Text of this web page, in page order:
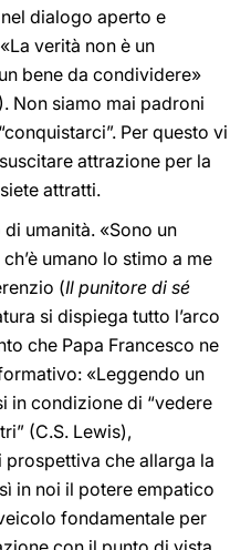
dialogo aperto e
verità non è un
bene da condividere»
Non siamo mai padroni
Per questo vi
attrazione per la
attratti.
umanità. «Sono un
umano lo stimo a me
(Il punitore di sé
si dispiega tutto l’arco
che Papa Francesco ne
«Leggendo un
in condizione di “vedere
(C.S. Lewis),
prospettiva che allarga la
in noi il potere empatico
fondamentale per